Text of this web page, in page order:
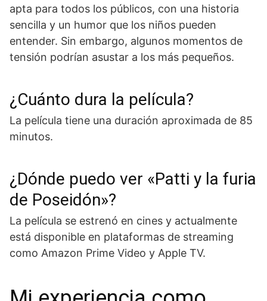
apta para todos los públicos, con una historia
sencilla y un humor que los niños pueden
entender. Sin embargo, algunos momentos de
tensión podrían asustar a los más pequeños.
¿Cuánto dura la película?
La película tiene una duración aproximada de 85
minutos.
¿Dónde puedo ver «Patti y la furia
de Poseidón»?
La película se estrenó en cines y actualmente
está disponible en plataformas de streaming
como Amazon Prime Video y Apple TV.